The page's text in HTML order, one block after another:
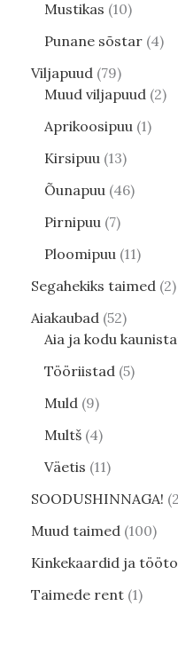
Mustikas 10
Punane sõstar 4
Viljapuud 79
Muud viljapuud 2
Aprikoosipuu 1
Kirsipuu 13
Õunapuu 46
Pirnipuu 7
Ploomipuu 11
Segahekiks taimed 2
Aiakaubad 52
Aia ja kodu
Tööriistad 5
Muld 9
Multš 4
Väetis 11
SOODUSHINNAGA!
Muud taimed 100
Kinkekaardid ja
Taimede rent 1